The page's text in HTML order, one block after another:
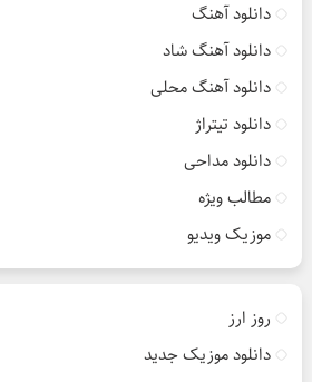
دانلود آهنگ
دانلود آهنگ شاد
دانلود آهنگ محلی
دانلود تیتراژ
دانلود مداحی
مطالب ویژه
موزیک ویدیو
روز ارز
دانلود موزیک جدید